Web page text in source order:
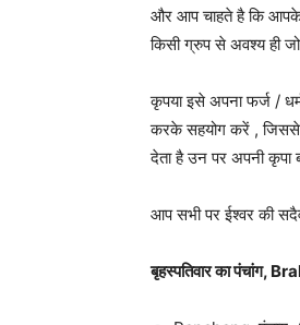
और आप चाहते है कि आपके
किसी ग्रुप से अवश्य ही
कृपया इसे अपना फर्ज /
करके सहयोग करें , जिससे
देता है उन पर अपनी कृपा
आप सभी पर ईश्वर की
बृहस्पतिवार का